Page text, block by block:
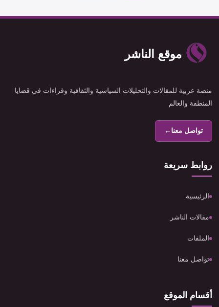
موقع الناشر
منصة عربية للمقالات والتحليلات السياسية والثقافية وقراءات في قضايا
المنطقة والعالم
تواصل معنا←
روابط سريعة
الرئيسية
مقالات الناشر
الملفات
تواصل معنا
أقسام الموقع